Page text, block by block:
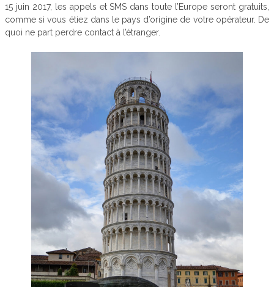
15 juin 2017, les appels et SMS dans toute l’Europe seront gratuits,
comme si vous étiez dans le pays d’origine de votre opérateur. De
quoi ne part perdre contact à l’étranger.